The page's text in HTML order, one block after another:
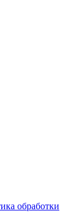
обработки